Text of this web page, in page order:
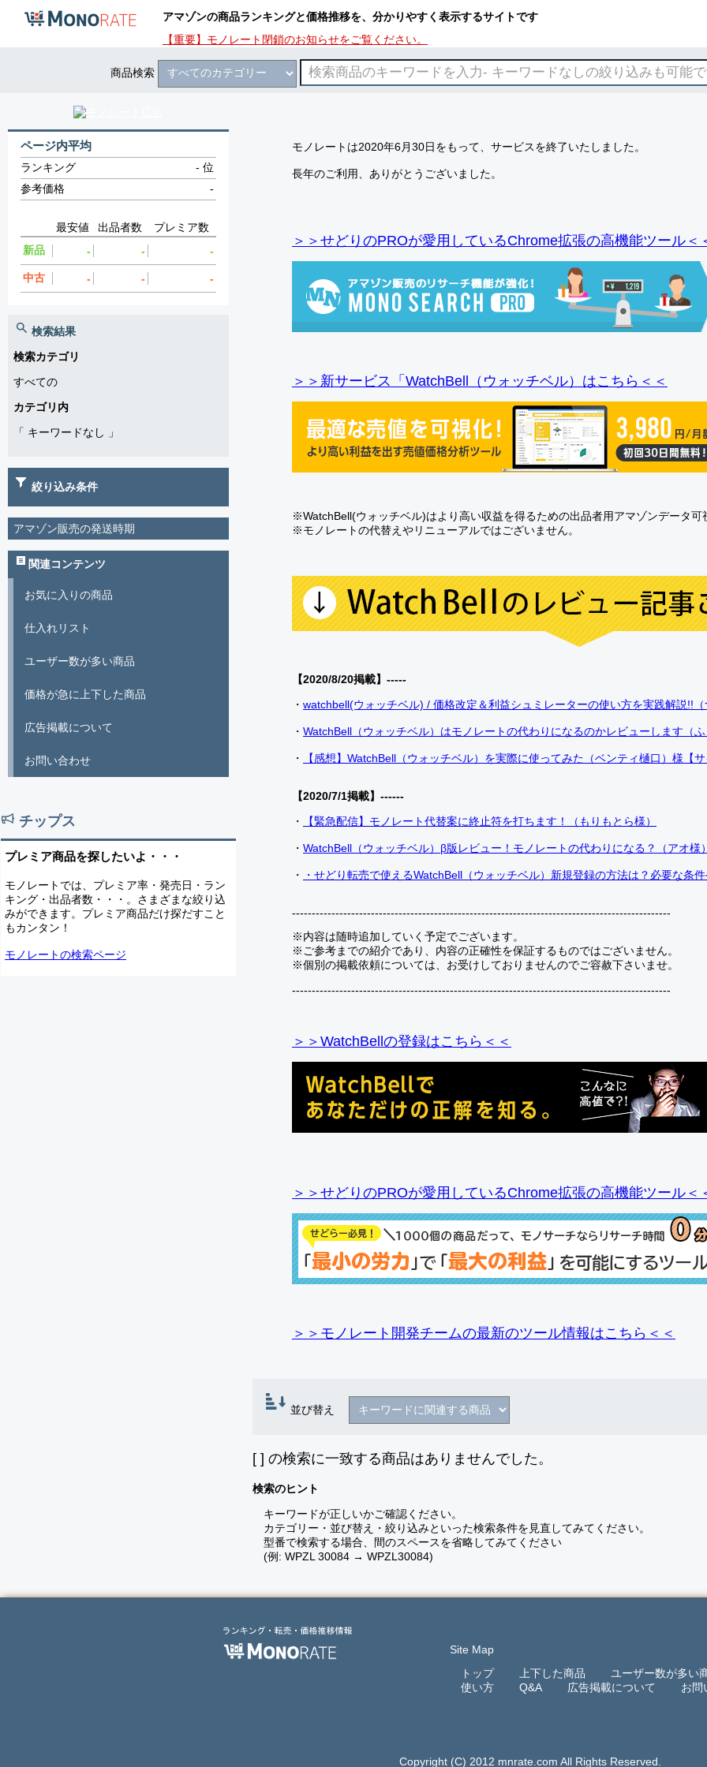
アマゾンの商品ランキングと価格推移を、分かりやすく表示するサイトです
【重要】モノレート閉鎖のお知らせをご覧ください。
商品検索
モノレートは2020年6月30日をもって、サービスを終了いたしました。
長年のご利用、ありがとうございました。
＞＞せどりのPROが愛用しているChrome拡張の高機能ツール＜
＞＞新サービス「WatchBell（ウォッチベル）はこちら＜＜
※WatchBell(ウォッチベル)はより高い収益を得るための出品者用アマゾンデータ可
※モノレートの代替えやリニューアルではございません。
【2020/8/20掲載】-----
・ watchbell(ウォッチベル) / 価格改定＆利益シュミレーターの使い方を実践解説!!
・ WatchBell（ウォッチベル）はモノレートの代わりになるのかレビューします（
・ 【感想】WatchBell（ウォッチベル）を実際に使ってみた（ベンティ樋口）様【
【2020/7/1掲載】------
・
【緊急配信】モノレート代替案に終止符を打ちます！（もりもとら様）
・ WatchBell（ウォッチベル）β版レビュー！モノレートの代わりになる？（アオ様
・ ・せどり転売で使えるWatchBell（ウォッチベル）新規登録の方法は？必要な条
------------------------------------------------------------------------------------------------
※内容は随時追加していく予定でございます。
※ご参考までの紹介であり、内容の正確性を保証するものではございません。
※個別の掲載依頼については、お受けしておりませんのでご容赦下さいませ。
------------------------------------------------------------------------------------------------
＞＞WatchBellの登録はこちら＜＜
＞＞せどりのPROが愛用しているChrome拡張の高機能ツール＜
＞＞モノレート開発チームの最新のツール情報はこちら＜＜
並び替え
[ ] の検索に一致する商品はありませんでした。
検索のヒント
キーワードが正しいかご確認ください。
カテゴリー・並び替え・絞り込みといった検索条件を見直してみてください。
型番で検索する場合、間のスペースを省略してみてください
(例: WPZL 30084 → WPZL30084)
ページ内平均
ランキング -位
参考価格
-
最安値 出品者数
プレミア数
新品
- - -
中古 - - -
検索結果
検索カテゴリ
すべての
カテゴリ内
「 キーワードなし 」
絞り込み条件
アマゾン販売の発送時期
関連コンテンツ
お気に入りの商品
仕入れリスト
ユーザー数が多い商品
価格が急に上下した商品
広告掲載について
お問い合わせ
チップス
プレミア商品を探したいよ・・・
モノレートでは、プレミア率・発売日・ラン
キング・出品者数・・・。さまざまな絞り込
みができます。プレミア商品だけ探だすこと
もカンタン！
モノレートの検索ページ
Site Map
トップ
上下した商品
ユーザー数が多い
使い方
Q&A 広告掲載について お問
Copyright (C) 2012 mnrate.com All Rights Reserved.